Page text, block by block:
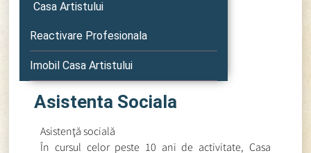
Casa Artistului
Reactivare Profesionala
Imobil Casa Artistului
Asistenta Sociala
Asistenţă socială
În cursul celor peste 10 ani de activitate, Casa